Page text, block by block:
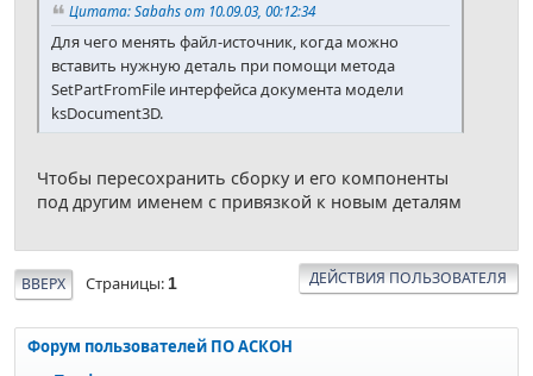
Цитата: Sabahs от 10.09.03, 00:12:34
Для чего менять файл-источник, когда можно
вставить нужную деталь при помощи метода
SetPartFromFile интерфейса документа модели
ksDocument3D.
Чтобы пересохранить сборку и его компоненты
под другим именем с привязкой к новым деталям
ВВЕРХ Страницы 1 ДЕЙСТВИЯ ПОЛЬЗОВАТЕЛЯ
Форум пользователей ПО АСКОН